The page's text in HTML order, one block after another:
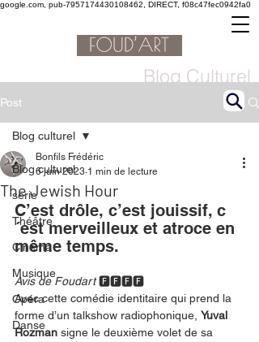
google.com, pub-7957174430108462, DIRECT, f08c47fec0942fa0
Blog Culturel
Post
Blog culturel
serie
Théâtre
Cinéma
Musique
Opéra
Danse
Blog culturel
The Jewish Hour
Bonfils Frédéric
6 juin 2023 1 min de lecture
C’est drôle, c’est jouissif, c
´est merveilleux et atroce en
même temps.
Avis de Foudart 🅵🅵🅵🅵
Avec cette comédie identitaire qui prend la
forme d’un talkshow radiophonique, Yuval
Rozman signe le deuxième volet de sa